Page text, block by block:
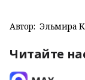
Автор: Эльмира
Читайте